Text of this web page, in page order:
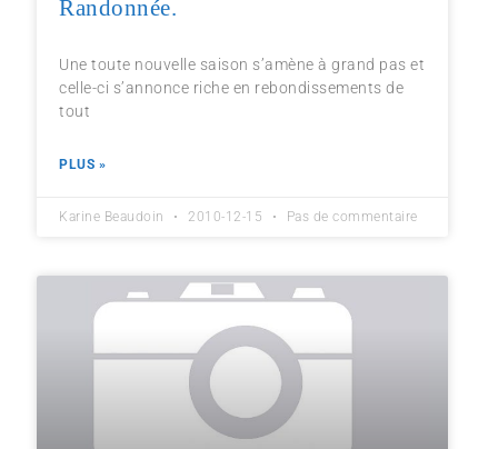
Randonnée.
Une toute nouvelle saison s’amène à grand pas et
celle-ci s’annonce riche en rebondissements de
tout
PLUS »
Karine Beaudoin 2010-12-15 Pas de commentaire